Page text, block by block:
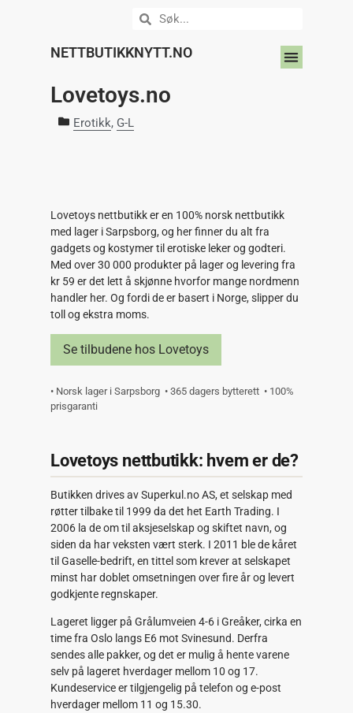
NETTBUTIKKNYTT.NO
Lovetoys.no
Erotikk, G-L
Lovetoys nettbutikk er en 100% norsk nettbutikk
med lager i Sarpsborg, og her finner du alt fra
gadgets og kostymer til erotiske leker og godteri.
Med over 30 000 produkter på lager og levering fra
kr 59 er det lett å skjønne hvorfor mange nordmenn
handler her. Og fordi de er basert i Norge, slipper du
toll og ekstra moms.
Se tilbudene hos Lovetoys
• Norsk lager i Sarpsborg • 365 dagers bytterett • 100%
prisgaranti
Lovetoys nettbutikk: hvem er de?
Butikken drives av Superkul.no AS, et selskap med
røtter tilbake til 1999 da det het Earth Trading. I
2006 la de om til aksjeselskap og skiftet navn, og
siden da har veksten vært sterk. I 2011 ble de kåret
til Gaselle-bedrift, en tittel som krever at selskapet
minst har doblet omsetningen over fire år og levert
godkjente regnskaper.
Lageret ligger på Grålumveien 4-6 i Greåker, cirka en
time fra Oslo langs E6 mot Svinesund. Derfra
sendes alle pakker, og det er mulig å hente varene
selv på lageret hverdager mellom 10 og 17.
Kundeservice er tilgjengelig på telefon og e-post
hverdager mellom 11 og 15.30.